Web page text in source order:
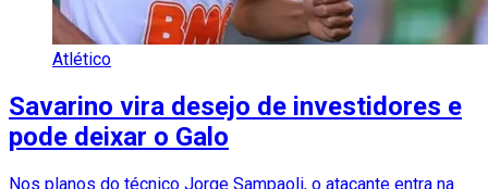
Atlético
Savarino vira desejo de investidores e
pode deixar o Galo
Nos planos do técnico Jorge Sampaoli, o atacante entra na